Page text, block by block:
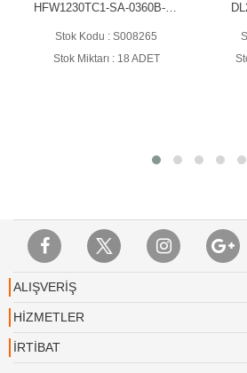
0360B-S6
DL2 2MP 2.8mm Smart
Stok Kodu : S009161
Stok Miktarı : 50+ ADET
ALIŞVERİŞ
HİZMETLER
İRTİBAT